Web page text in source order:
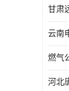
云南
燃气